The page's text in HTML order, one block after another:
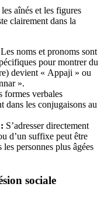
aînés et les figures
clairement dans la
Les noms et pronoms sont
pour montrer du
devient « Appaji » ou
».
formes verbales
dans les conjugaisons au
S’adresser directement
d’un suffixe peut être
personnes plus âgées
sociale